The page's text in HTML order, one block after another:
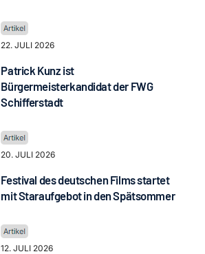
22. JULI 2026
Patrick Kunz ist
Bürgermeisterkandidat der FWG
Schifferstadt
20. JULI 2026
Festival des deutschen Films startet
mit Staraufgebot in den Spätsommer
12. JULI 2026